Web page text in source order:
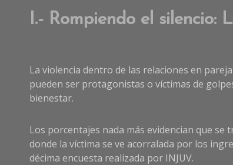
I.- Rompiendo el silencio:
La violencia dentro de las relaciones en
pueden ser protagonistas o víctimas de
bienestar.
Los porcentajes nada más evidencian que
donde la víctima se ve acorralada por los
décima encuesta realizada por INJUV.